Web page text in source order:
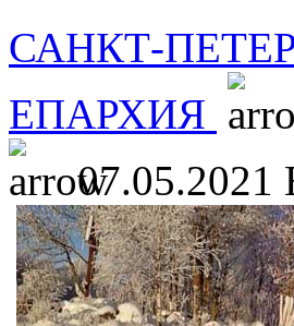
САНКТ-
ЕПАРХИЯ
07.05.2021